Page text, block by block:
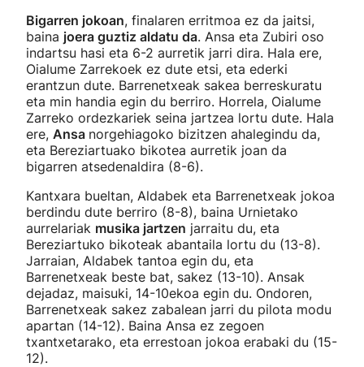
Bigarren jokoan, finalaren erritmoa ez da jaitsi,
baina joera guztiz aldatu da. Ansa eta Zubiri oso
indartsu hasi eta 6-2 aurretik jarri dira. Hala ere,
Oialume Zarrekoek ez dute etsi, eta ederki
erantzun dute. Barrenetxeak sakea berreskuratu
eta min handia egin du berriro. Horrela, Oialume
Zarreko ordezkariek seina jartzea lortu dute. Hala
ere, Ansa norgehiagoko bizitzen ahalegindu da,
eta Bereziartuako bikotea aurretik joan da
bigarren atsedenaldira (8-6).
Kantxara bueltan, Aldabek eta Barrenetxeak jokoa
berdindu dute berriro (8-8), baina Urnietako
aurrelariak musika jartzen jarraitu du, eta
Bereziartuko bikoteak abantaila lortu du (13-8).
Jarraian, Aldabek tantoa egin du, eta
Barrenetxeak beste bat, sakez (13-10). Ansak
dejadaz, maisuki, 14-10ekoa egin du. Ondoren,
Barrenetxeak sakez zabalean jarri du pilota modu
apartan (14-12). Baina Ansa ez zegoen
txantxetarako, eta errestoan jokoa erabaki du (15-
12).